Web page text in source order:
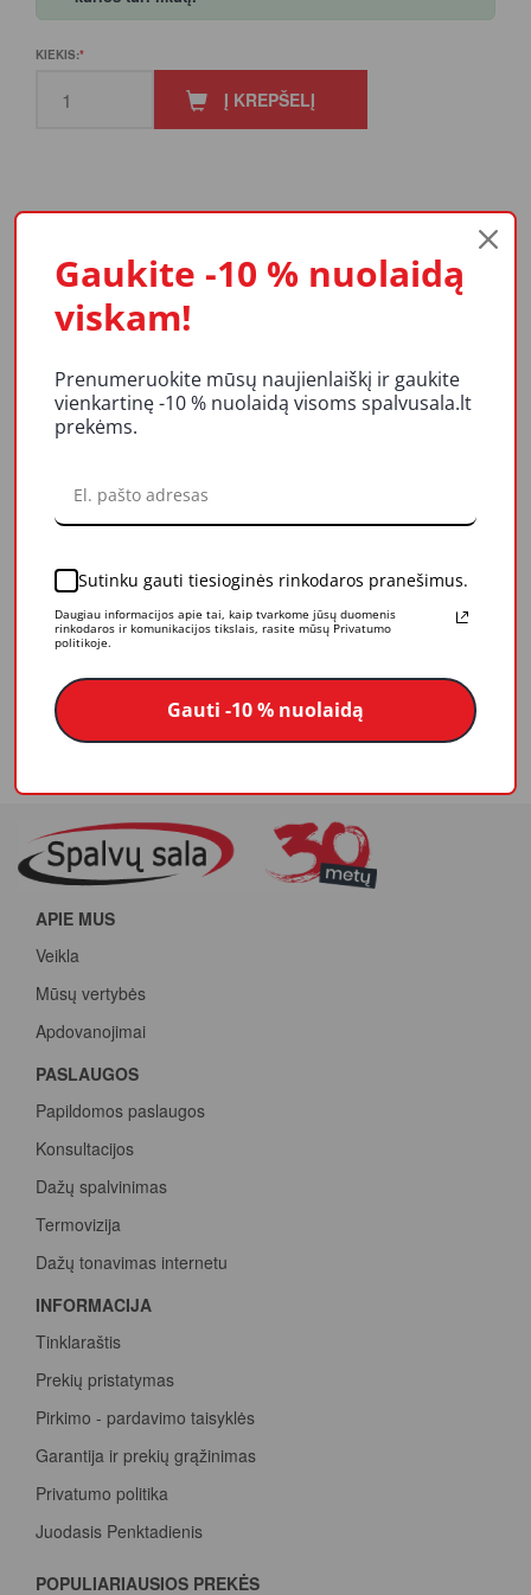
KIEKIS:
Į KREPŠELĮ
PRODUKTO APRAŠYMAS
REITINGAI IR ATSILIEPIMAI
LIKUČIAI
Labai gerai sugeria ir paskirsto dažus.
Patvarus ir lengvai valomas.
Ypač tinka klampioms medžiagoms, lakui.
Naudojamas su 6 mm rankena.
Plotis: 10 cm
Kietos dalies diametras: 16 mm
Minkštos dalies storis: 13 mm
APIE MUS
Veikla
Mūsų vertybės
Apdovanojimai
PASLAUGOS
Papildomos paslaugos
Konsultacijos
Dažų spalvinimas
Termovizija
Dažų tonavimas internetu
INFORMACIJA
Tinklaraštis
Prekių pristatymas
Pirkimo - pardavimo taisyklės
Garantija ir prekių grąžinimas
Privatumo politika
Juodasis Penktadienis
POPULIARIAUSIOS PREKĖS
Gaukite -10 % nuolaidą
viskam!
Prenumeruokite mūsų naujienlaiškį ir gaukite
vienkartinę -10 % nuolaidą visoms spalvusala.lt
prekėms.
Sutinku gauti tiesioginės rinkodaros pranešimus.
Daugiau informacijos apie tai, kaip tvarkome jūsų duomenis
rinkodaros ir komunikacijos tikslais, rasite mūsų Privatumo
politikoje.
Gauti -10 % nuolaidą